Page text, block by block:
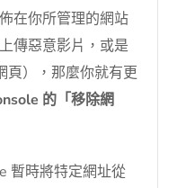
在你所管理的網站
傳惡意影片，或是
頁），那麼你就有更
的「移除網
暫時將特定網址從